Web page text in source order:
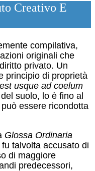
Creativo E
compilativa,
originali che
privato. Un
principio di proprietà
usque ad coelum
suolo, lo è fino al
essere ricondotta
Glossa Ordinaria
talvolta accusato di
di maggiore
predecessori,